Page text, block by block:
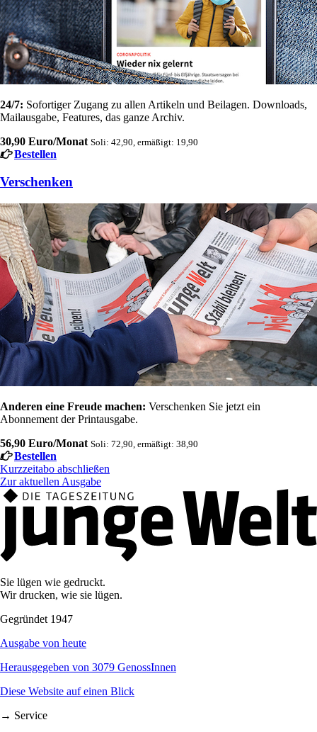
24/7: Sofortiger Zugang zu allen Artikeln und Beilagen. Downloads,
Mailausgabe, Features, das ganze Archiv.
30,90 Euro/Monat Soli: 42,90, ermäßigt: 19,90
Bestellen
Verschenken
Anderen eine Freude machen: Verschenken Sie jetzt ein
Abonnement der Printausgabe.
56,90 Euro/Monat Soli: 72,90, ermäßigt: 38,90
Bestellen
Kurzzeitabo abschließen
Zur aktuellen Ausgabe
Sie lügen wie gedruckt.
Wir drucken, wie sie lügen.
Gegründet 1947
Ausgabe von heute
Herausgegeben von 3079 GenossInnen
Diese Website auf einen Blick
→ Service